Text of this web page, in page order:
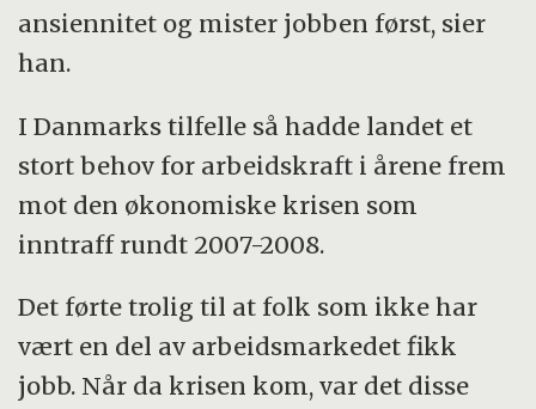
ansiennitet og mister jobben først, sier
han.
I Danmarks tilfelle så hadde landet et
stort behov for arbeidskraft i årene frem
mot den økonomiske krisen som
inntraff rundt 2007-2008.
Det førte trolig til at folk som ikke har
vært en del av arbeidsmarkedet fikk
jobb. Når da krisen kom, var det disse